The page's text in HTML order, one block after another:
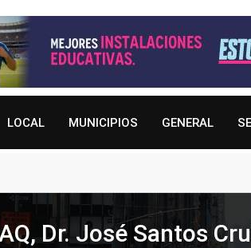
LOCAL MUNICIPIOS GENERAL
Dr. José Santos